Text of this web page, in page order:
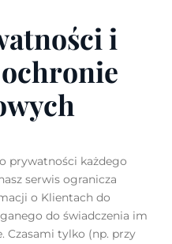
i
prywatności każdego
serwis ogranicza
o Klientach do
do świadczenia im
Czasami tylko (np. przy